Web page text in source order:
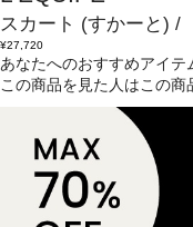
スカート (すかーと) /
¥27,720
あなたへのおすすめアイテ
この商品を見た人はこの商